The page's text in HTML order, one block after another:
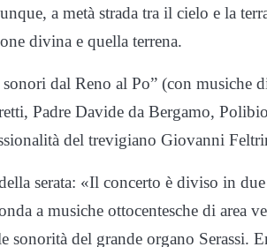
a metà strada tra il cielo e la
divina e quella terrena.
dal Reno al Po” (con musiche
Padre Davide da Bergamo,
del trevigiano Giovanni
serata: «Il concerto è diviso in
a musiche ottocentesche di area
sonorità del grande organo Serassi.